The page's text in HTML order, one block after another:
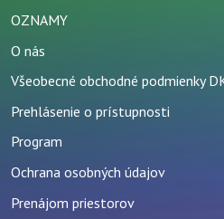
OZNAMY
O nás
Všeobecné obchodné podmienky
Prehlásenie o prístupnosti
Program
Ochrana osobných údajov
Prenájom priestorov